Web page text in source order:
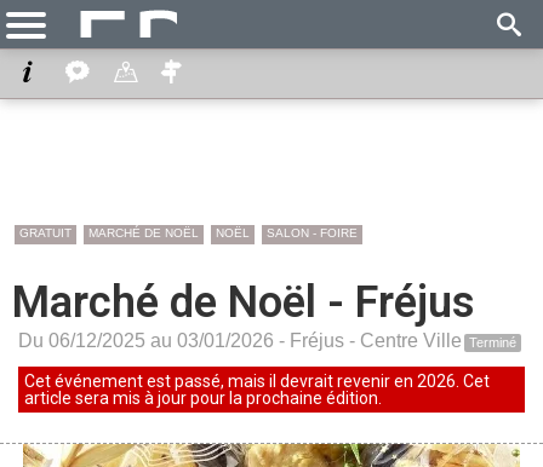
GRATUIT MARCHÉ DE NOËL NOËL SALON - FOIRE
Marché de Noël - Fréjus
Du 06/12/2025 au 03/01/2026 - Fréjus - Centre Ville Terminé
Cet événement est passé, mais il devrait revenir en 2026. Cet
article sera mis à jour pour la prochaine édition.